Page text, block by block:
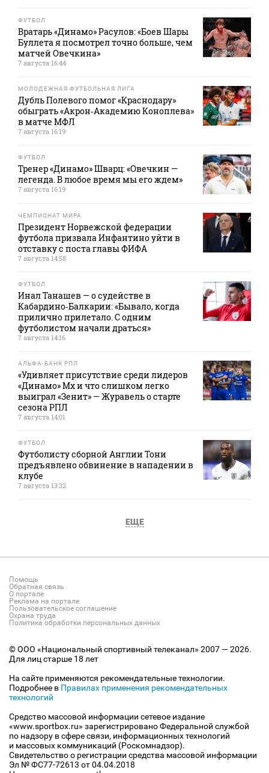
ФУТБОЛ
Вратарь «Динамо» Расулов: «Боев Шары
Буллета я посмотрел точно больше, чем
матчей Овечкина»
7 августа 16:44
МОЛОДЕЖНАЯ ФУТБОЛЬНАЯ ЛИГА
Дубль Полевого помог «Краснодару»
обыграть «Акрон‑Академию Коноплева»
в матче МФЛ
7 августа 16:19
ФУТБОЛ
Тренер «Динамо» Шварц: «Овечкин —
легенда. В любое время мы его ждем»
7 августа 16:19
ЧЕМПИОНАТ МИРА
Президент Норвежской федерации
футбола призвала Инфантино уйти в
отставку с поста главы ФИФА
7 августа 14:58
ФУТБОЛ
Инал Танашев — о судействе в
Кабардино‑Балкарии: «Бывало, когда
прилично прилетало. С одним
футболистом начали драться»
7 августа 14:16
АЛЬФА-БАНК РПЛ
«Удивляет присутствие среди лидеров
«Динамо» Мх и что слишком легко
выиграл «Зенит» — Журавель о старте
сезона РПЛ
7 августа 14:01
ФУТБОЛ
Футболисту сборной Англии Тони
предъявлено обвинение в нападении в
клубе
7 августа 13:32
ЕЩЕ
Помощь
Обратная связь
О портале
Реклама на портале
Пользовательское соглашение
Охрана труда
Политика обработки персональных данных
© ООО «Национальный спортивный телеканал» 2007 — 2026.
Для лиц старше 18 лет
На сайте применяются рекомендательные технологии.
Подробнее в Правилах применения рекомендательных
технологий
Средство массовой информации сетевое издание
«www.sportbox.ru» зарегистрировано Федеральной службой
по надзору в сфере связи, информационных технологий
и массовых коммуникаций (Роскомнадзор).
Свидетельство о регистрации средства массовой информации
Эл № ФС77-72613 от 04.04.2018